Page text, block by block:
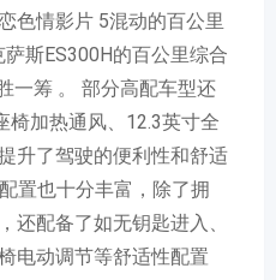
色情影片 5混动的百公里
斯ES300H的百公里综合
一筹 。 部分高配车型还
椅加热通风、12.3英寸全
升了驾驶的便利性和舒适
置也十分丰富，除了拥
还配备了如无钥匙进入、
电动调节等舒适性配置